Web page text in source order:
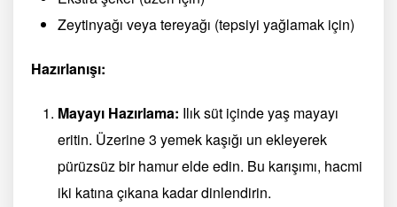
Zeytinyağı veya tereyağı (tepsiyi yağlamak için)
Hazırlanışı:
Mayayı Hazırlama: Ilık süt içinde yaş mayayı
eritin. Üzerine 3 yemek kaşığı un ekleyerek
pürüzsüz bir hamur elde edin. Bu karışımı, hacmi
iki katına çıkana kadar dinlendirin.